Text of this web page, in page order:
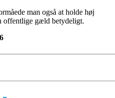
man også at holde høj
offentlige gæld betydeligt.